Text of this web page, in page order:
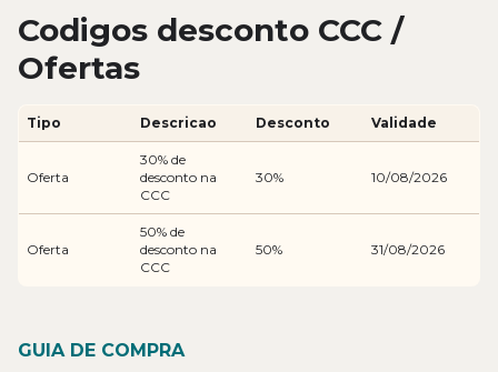
Codigos desconto CCC /
Ofertas
Tipo Descricao Desconto Validade
Oferta
30% de
desconto na
CCC
30% 10/08/2026
Oferta
50% de
desconto na
CCC
50% 31/08/2026
GUIA DE COMPRA